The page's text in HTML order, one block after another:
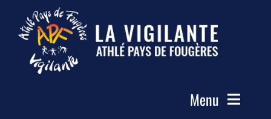
Passer
contenu
Menu